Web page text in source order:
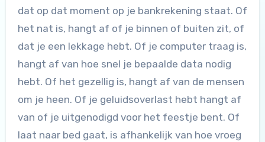
dat op dat moment op je bankrekening staat. Of
het nat is, hangt af of je binnen of buiten zit, of
dat je een lekkage hebt. Of je computer traag is,
hangt af van hoe snel je bepaalde data nodig
hebt. Of het gezellig is, hangt af van de mensen
om je heen. Of je geluidsoverlast hebt hangt af
van of je uitgenodigd voor het feestje bent. Of
laat naar bed gaat, is afhankelijk van hoe vroeg